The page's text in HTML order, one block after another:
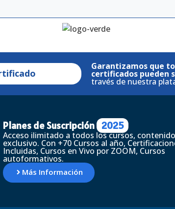
Garantizamos que
certificados pueden
través de nuestra
Planes de Suscripción 2025
Acceso ilimitado a todos los cursos, contenido
exclusivo. Con +70 Cursos al año,
Incluidas, Cursos en Vivo por ZOOM, Cursos
autoformativos.
Más Información